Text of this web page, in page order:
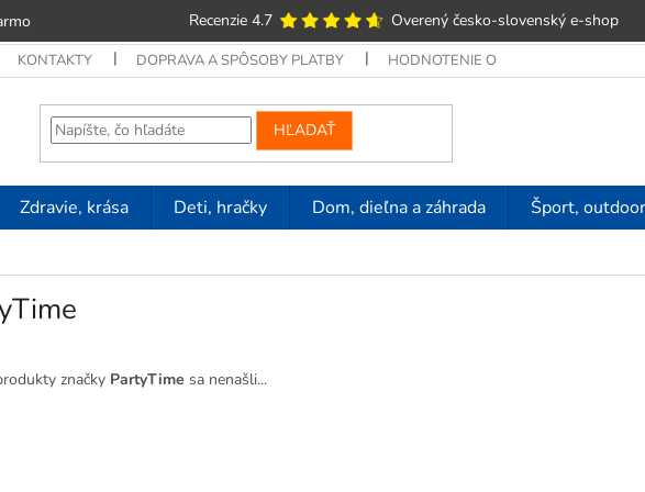
Recenzie 4.7 Overený česko-slovenský e‑shop
KONTAKTY DOPRAVA A SPÔSOBY PLATBY HODNOTENIE OBCHODU
HĽADAŤ
Zdravie, krása Deti, hračky Dom, dieľna a záhrada Šport, outdoor
značky PartyTime sa nenašli...